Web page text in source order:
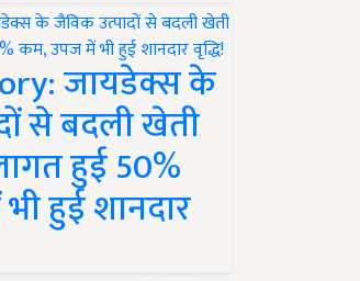
जायडेक्स के
से बदली खेती
हुई 50%
हुई शानदार